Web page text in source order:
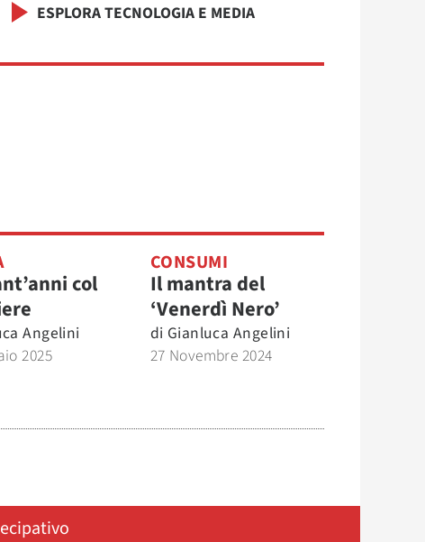
ESPLORA TECNOLOGIA E MEDIA
col
Angelini
2025
CONSUMI
Il mantra del
‘Venerdì Nero’
di Gianluca Angelini
27 Novembre 2024